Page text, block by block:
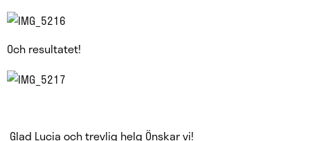
Och resultatet!
Glad Lucia och trevlig helg Önskar vi!